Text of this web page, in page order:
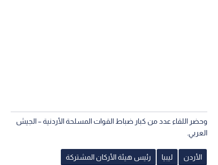
وحضر اللقاء عدد من كبار ضباط القوات المسلحة الأردنية – الجيش
العربي.
الأردن ليبيا رئيس هيئة الأركان المشتركة